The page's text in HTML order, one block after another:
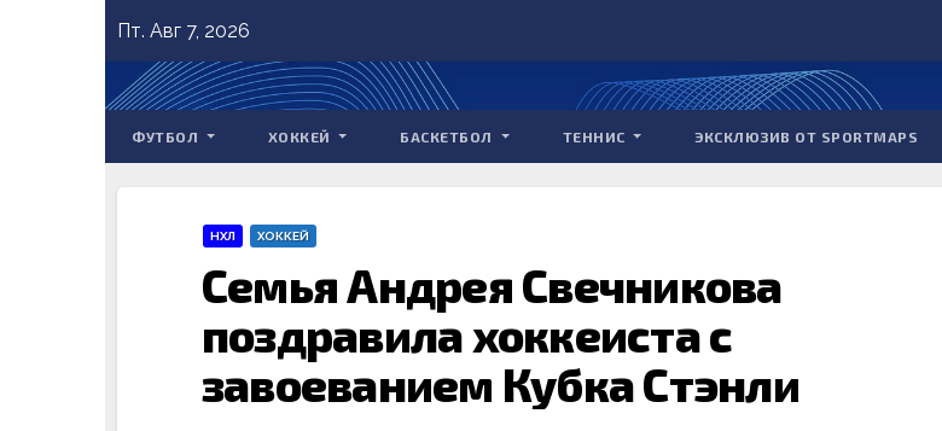
to
content
Пт. Авг 7, 2026
ФУТБОЛ ХОККЕЙ БАСКЕТБОЛ ТЕННИС ЭКСКЛЮЗИВ ОТ SPORTMAPS
НХЛ ХОККЕЙ
Семья Андрея Свечникова
поздравила хоккеиста с
завоеванием Кубка Стэнли